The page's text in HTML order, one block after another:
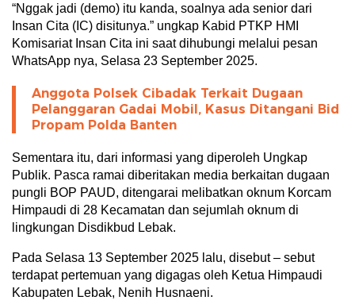
“Nggak jadi (demo) itu kanda, soalnya ada senior dari
Insan Cita (IC) disitunya.” ungkap Kabid PTKP HMI
Komisariat Insan Cita ini saat dihubungi melalui pesan
WhatsApp nya, Selasa 23 September 2025.
Anggota Polsek Cibadak Terkait Dugaan
Pelanggaran Gadai Mobil, Kasus Ditangani Bid
Propam Polda Banten
Sementara itu, dari informasi yang diperoleh Ungkap
Publik. Pasca ramai diberitakan media berkaitan dugaan
pungli BOP PAUD, ditengarai melibatkan oknum Korcam
Himpaudi di 28 Kecamatan dan sejumlah oknum di
lingkungan Disdikbud Lebak.
Pada Selasa 13 September 2025 lalu, disebut – sebut
terdapat pertemuan yang digagas oleh Ketua Himpaudi
Kabupaten Lebak, Nenih Husnaeni.